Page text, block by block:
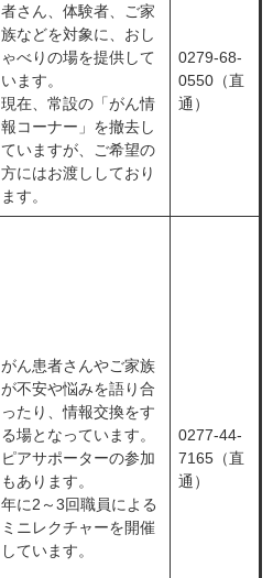
者さん、体験者、ご家
族などを対象に、おし
ゃべりの場を提供して
います。
現在、常設の「がん情
報コーナー」を撤去し
ていますが、ご希望の
方にはお渡ししており
ます。
0279-68-
0550（直
通）
がん患者さんやご家族
が不安や悩みを語り合
ったり、情報交換をす
る場となっています。
ピアサポーターの参加
もあります。
年に2～3回職員による
ミニレクチャーを開催
しています。
0277-44-
7165（直
通）